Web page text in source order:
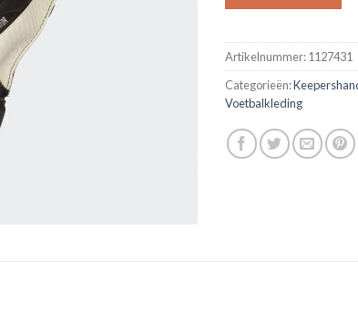
Artikelnummer:1127431
Categorieën:
Voetbalkleding